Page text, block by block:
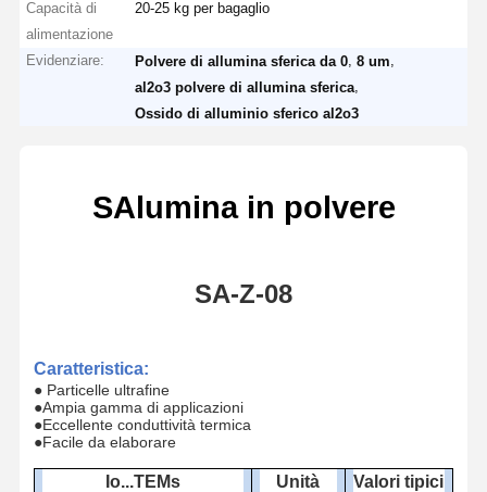
Capacità di
alimentazione
20-25 kg per bagaglio
Evidenziare: Polvere di allumina sferica da 0 ,8 um
al2o3 polvere di allumina sferica
Ossido di alluminio sferico al2o3
SAlumina in polvere
SA-Z-08
Caratteristica:
● Particelle ultrafine
●Ampia gamma di applicazioni
●Eccellente conduttività termica
●Facile da elaborare
Io...TEMs Unità Valori tipici